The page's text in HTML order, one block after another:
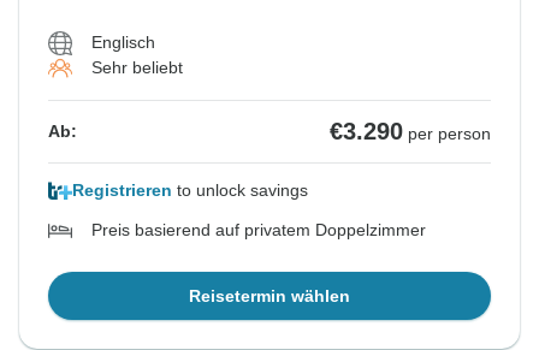
Englisch
Sehr beliebt
Ab: €3.290 per person
Registrieren to unlock savings
Preis basierend auf privatem Doppelzimmer
Reisetermin wählen